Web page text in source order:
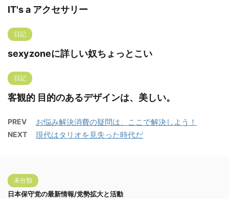
IT's a アクセサリー
日記
sexyzoneに詳しい奴ちょっとこい
日記
客観的 目的のあるデザインは、美しい。
PREV お悩み解決消費の疑問は、ここで解決しよう！
NEXT 現代はタリオを見失った時代だ
未分類
日本保守党の最新情報/党勢拡大と活動